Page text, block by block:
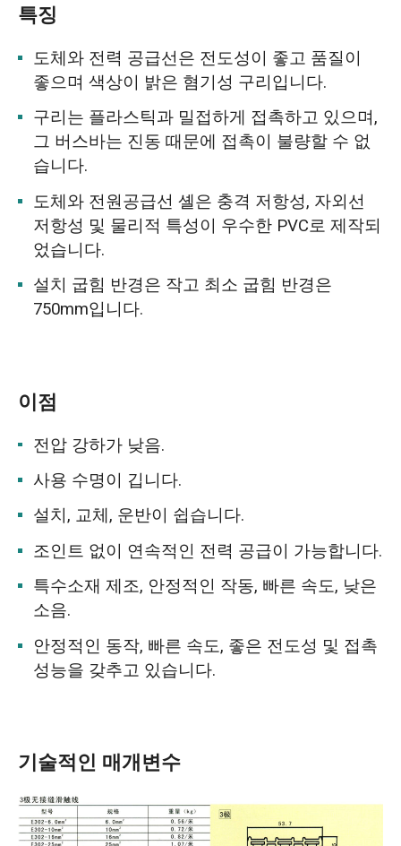
특징
도체와 전력 공급선은 전도성이 좋고 품질이
좋으며 색상이 밝은 혐기성 구리입니다.
구리는 플라스틱과 밀접하게 접촉하고 있으며,
그 버스바는 진동 때문에 접촉이 불량할 수 없
습니다.
도체와 전원공급선 셸은 충격 저항성, 자외선
저항성 및 물리적 특성이 우수한 PVC로 제작되
었습니다.
설치 굽힘 반경은 작고 최소 굽힘 반경은
750mm입니다.
이점
전압 강하가 낮음.
사용 수명이 깁니다.
설치, 교체, 운반이 쉽습니다.
조인트 없이 연속적인 전력 공급이 가능합니다.
특수소재 제조, 안정적인 작동, 빠른 속도, 낮은
소음.
안정적인 동작, 빠른 속도, 좋은 전도성 및 접촉
성능을 갖추고 있습니다.
기술적인 매개변수